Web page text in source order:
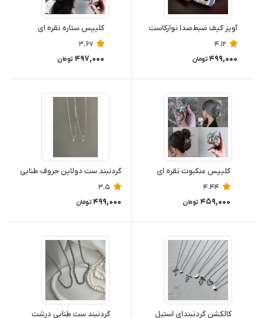
آویز کیف ضبط‌صدا نوارکاست
4.12
499,000 تومان
کلیپس ستاره نقره ای
3.67
497,000 تومان
کلیپس عنکبوت نقره ای
4.44
459,000 تومان
گردنبند ست دولاین حروف طنابی
3.5
499,000 تومان
کالکشن گردنبندای استیل گردنبند ست طنابی درشت